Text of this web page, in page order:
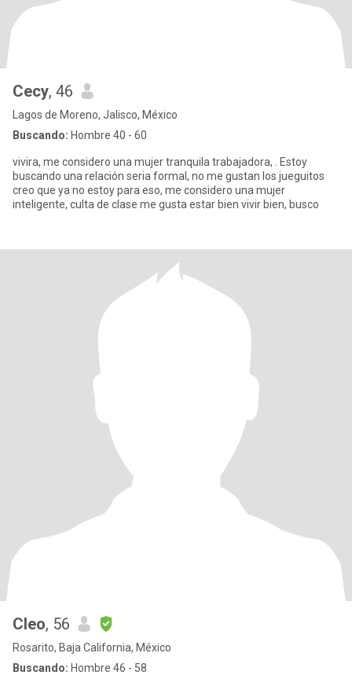
Cecy, 46
Lagos de Moreno, Jalisco, México
Buscando: Hombre 40 - 60
vivira, me considero una mujer tranquila trabajadora, . Estoy
buscando una relación seria formal, no me gustan los jueguitos
creo que ya no estoy para eso, me considero una mujer
inteligente, culta de clase me gusta estar bien vivir bien, busco
Cleo, 56
Rosarito, Baja California, México
Buscando: Hombre 46 - 58